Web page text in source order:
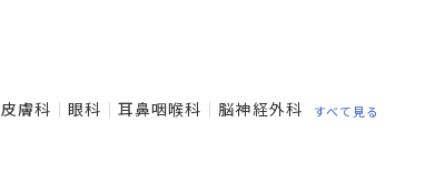
皮膚科 眼科 耳鼻咽喉科 脳神経外科 すべて見る